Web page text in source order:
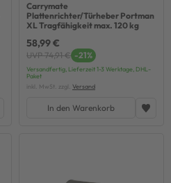
Carrymate
Plattenrichter/Türheber Portman
XL Tragfähigkeit max. 120 kg
58,99 €
UVP 74,91 € -21%
Versandfertig, Lieferzeit 1-3 Werktage, DHL-
Paket
inkl. MwSt. zzgl. Versand
In den Warenkorb